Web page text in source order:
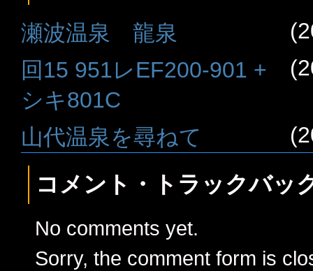
瀬波温泉 龍泉
回15 951レEF200-901 +
シキ801C
山代温泉を尋ねて
コメント・トラックバッ
No comments yet.
Sorry, the comment form is